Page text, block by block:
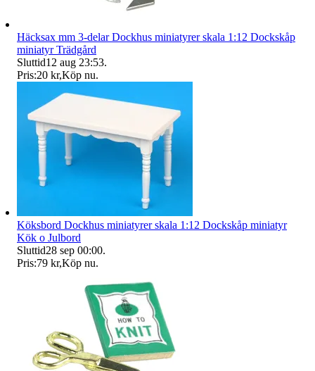
Häcksax mm 3-delar Dockhus miniatyrer skala 1:12 Dockskåp
miniatyr Trädgård
Sluttid12 aug 23:53.
Pris:20 kr,Köp nu.
Köksbord Dockhus miniatyrer skala 1:12 Dockskåp miniatyr
Kök o Julbord
Sluttid28 sep 00:00.
Pris:79 kr,Köp nu.